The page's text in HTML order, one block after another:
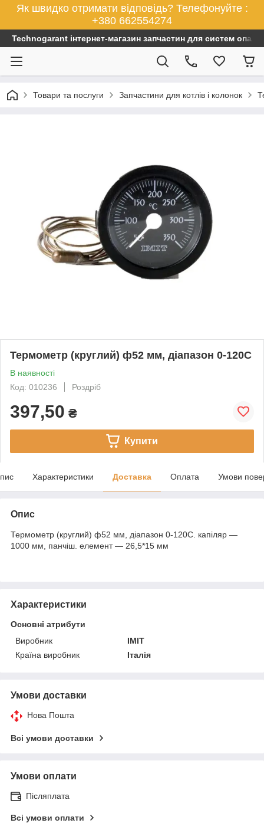
Як швидко отримати відповідь? Телефонуйте :
+380 662554274
Technogarant інтернет-магазин запчастин для систем
Товари та послуги Запчастини для котлів і колонок
Термометр (круглий) ф52 мм, діапазон 0-120С
В наявності
Код: 010236
Роздріб
397,50 ₴
Купити
Характеристики Доставка Оплата Умови
Опис
Термометр (круглий) ф52 мм, діапазон 0-120С. капіляр —
1000 мм, панчіш. елемент — 26,5*15 мм
Характеристики
Основні атрибути
Виробник
IMIT
Країна виробник
Італія
Умови доставки
Нова Пошта
Всі умови доставки
Умови оплати
Післяплата
Всі умови оплати